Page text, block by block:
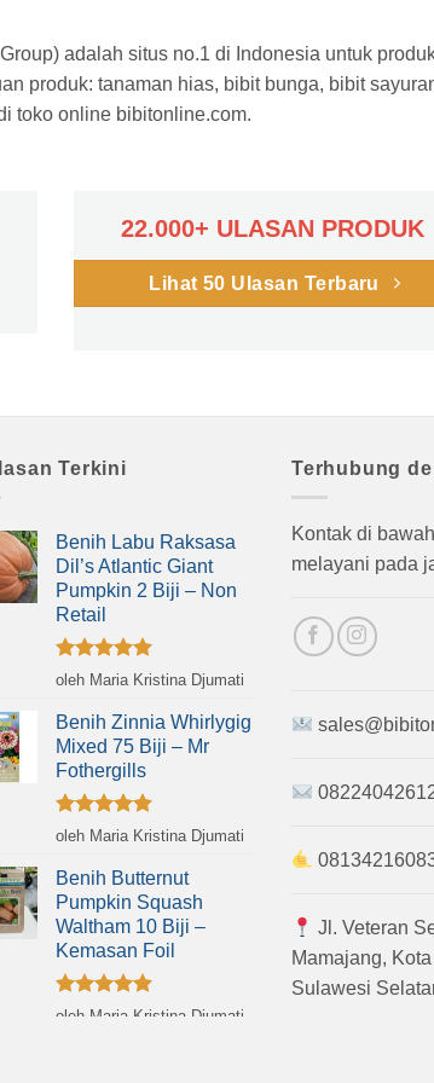
adalah situs no.1 di Indonesia untuk
produk: tanaman hias, bibit bunga, bibit
toko online bibitonline.com.
22.000+ ULASAN PRODUK
Lihat 50 Ulasan Terbaru
Terkini
Benih Labu Raksasa
Dil’s Atlantic Giant
Pumpkin 2 Biji – Non
Retail
Dinilai5
oleh Maria Kristina Djumati
Benih Zinnia Whirlygig
Mixed 75 Biji – Mr
Fothergills
Dinilai5
oleh Maria Kristina Djumati
Benih Butternut
Pumpkin Squash
Waltham 10 Biji –
Kemasan Foil
Dinilai5
oleh Maria Kristina Djumati
Terhubung
Kontak di
melayani pada
Jl. Veteran
Mamajang,
Sulawesi